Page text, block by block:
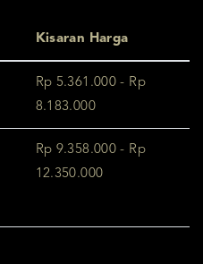
Kisaran Harga
Rp 5.361.000 - Rp
8.183.000
Rp 9.358.000 - Rp
12.350.000